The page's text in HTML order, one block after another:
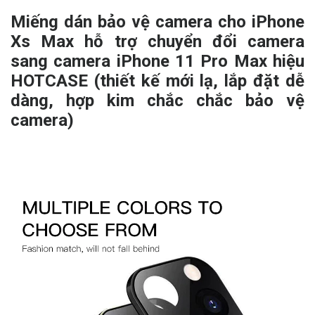
Miếng dán bảo vệ camera cho iPhone
Xs Max hỗ trợ chuyển đổi camera
sang camera iPhone 11 Pro Max hiệu
HOTCASE (thiết kế mới lạ, lắp đặt dễ
dàng, hợp kim chắc chắc bảo vệ
camera)